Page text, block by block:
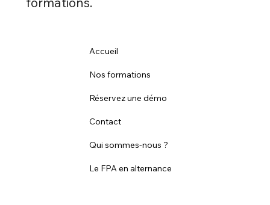
Accueil
Nos formations
Réservez une démo
Contact
Qui sommes-nous ?
Le FPA en alternance